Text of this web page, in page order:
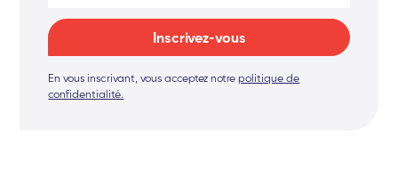
En vous inscrivant, vous acceptez notrepolitique de
confidentialité.